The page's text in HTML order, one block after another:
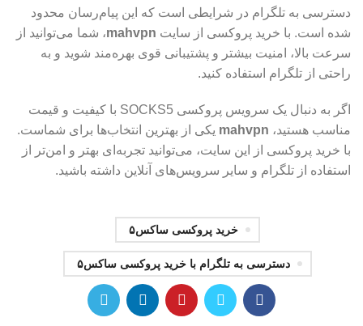
دسترسی به تلگرام در شرایطی است که این پیام‌رسان محدود
شده است. با خرید پروکسی از سایت mahvpn، شما می‌توانید از
سرعت بالا، امنیت بیشتر و پشتیبانی قوی بهره‌مند شوید و به
راحتی از تلگرام استفاده کنید.
اگر به دنبال یک سرویس پروکسی SOCKS5 با کیفیت و قیمت
مناسب هستید، mahvpn یکی از بهترین انتخاب‌ها برای شماست.
با خرید پروکسی از این سایت، می‌توانید تجربه‌ای بهتر و امن‌تر از
استفاده از تلگرام و سایر سرویس‌های آنلاین داشته باشید.
خرید پروکسی ساکس۵
دسترسی به تلگرام با خرید پروکسی ساکس۵